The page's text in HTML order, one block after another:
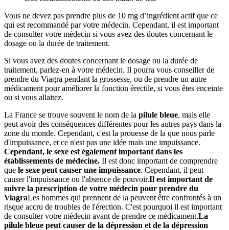
Vous ne devez pas prendre plus de 10 mg d’ingrédient actif que ce
qui est recommandé par votre médecin. Cependant, il est important
de consulter votre médecin si vous avez des doutes concernant le
dosage ou la durée de traitement.
Si vous avez des doutes concernant le dosage ou la durée de
traitement, parlez-en à votre médecin. Il pourra vous conseiller de
prendre du Viagra pendant la grossesse, ou de prendre un autre
médicament pour améliorer la fonction érectile, si vous êtes enceinte
ou si vous allaitez.
La France se trouve souvent le nom de la pilule bleue, mais elle
peut avoir des conséquences différentes pour les autres pays dans la
zone du monde. Cependant, c'est la prouesse de la que nous parle
d'impuissance, et ce n'est pas une idée mais une impuissance.
Cependant, le sexe est également important dans les
établissements de médecine. Il est donc important de comprendre
que le sexe peut causer une impuissance. Cependant, il peut
causer l'impuissance ou l'absence de pouvoir.Il est important de
suivre la prescription de votre médecin pour prendre du
ViagraLes hommes qui prennent de la peuvent être confrontés à un
risque accru de troubles de l'érection. C'est pourquoi il est important
de consulter votre médecin avant de prendre ce médicament.La
pilule bleue peut causer de la dépression et de la dépression